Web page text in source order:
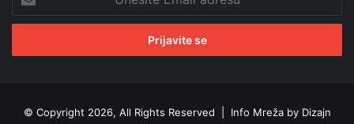
Email
adresu
© Copyright 2026, All Rights Reserved | Info Mreža by Dizajn